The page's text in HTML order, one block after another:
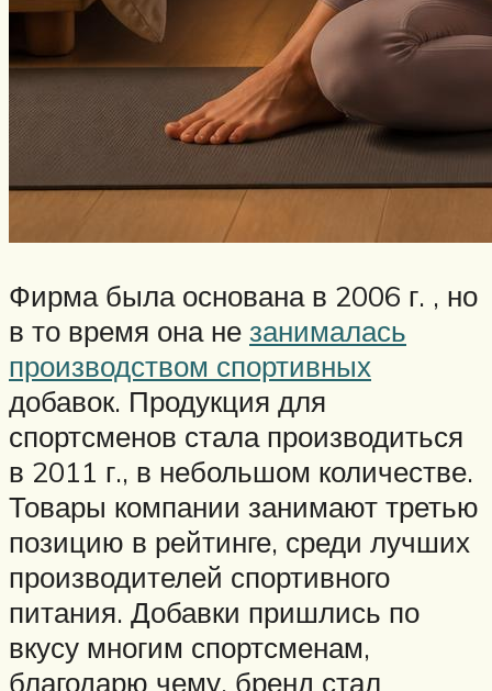
Фирма была основана в 2006 г. , но
в то время она не занималась
производством спортивных
добавок. Продукция для
спортсменов стала производиться
в 2011 г., в небольшом количестве.
Товары компании занимают третью
позицию в рейтинге, среди лучших
производителей спортивного
питания. Добавки пришлись по
вкусу многим спортсменам,
благодарю чему, бренд стал